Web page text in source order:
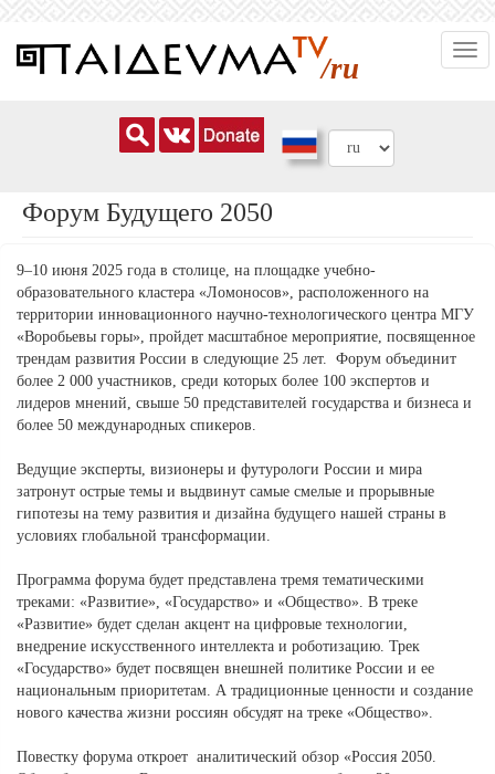
основному
/ru
Форум Будущего 2050
9–10 июня 2025 года в столице, на площадке учебно-
образовательного кластера «Ломоносов», расположенного на
территории инновационного научно-технологического центра МГУ
«Воробьевы горы», пройдет масштабное мероприятие, посвященное
трендам развития России в следующие 25 лет. Форум объединит
более 2 000 участников, среди которых более 100 экспертов и
лидеров мнений, свыше 50 представителей государства и бизнеса и
более 50 международных спикеров.
Ведущие эксперты, визионеры и футурологи России и мира
затронут острые темы и выдвинут самые смелые и прорывные
гипотезы на тему развития и дизайна будущего нашей страны в
условиях глобальной трансформации.
Программа форума будет представлена тремя тематическими
треками: «Развитие», «Государство» и «Общество». В треке
«Развитие» будет сделан акцент на цифровые технологии,
внедрение искусственного интеллекта и роботизацию. Трек
«Государство» будет посвящен внешней политике России и ее
национальным приоритетам. А традиционные ценности и создание
нового качества жизни россиян обсудят на треке «Общество».
Повестку форума откроет аналитический обзор «Россия 2050.